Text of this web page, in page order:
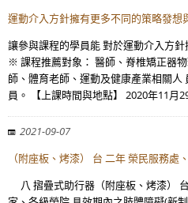
運動介入方針擁有更多不同的策略發
讓參與課程的學員能 對於運動介入方
※ 課程推薦對象： 醫師、脊椎矯正器
師、體育老師、運動及健康產業相關
員。 【上課時間與地點】 2020年11月
2021-09-07
（附座板、烤漆） 台 二年 榮民服務處
八 摺疊式助行器（附座板、烤漆）